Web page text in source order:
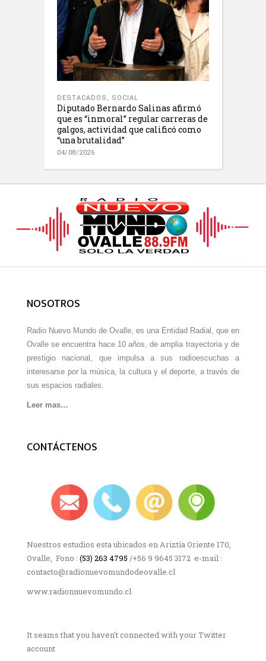
DESTACADOS , SOCIAL
Diputado Bernardo Salinas afirmó
que es “inmoral” regular carreras de
galgos, actividad que calificó como
“una brutalidad”
04/08/2026
NOSOTROS
Radio Nuevo Mundo de Ovalle, es una Entidad Radial, que en
Ovalle se encuentra hace 10 años, de amplia trayectoria y de
prestigio nacional, que impulsa a sus radioescuchas a
interesarse por la música, la cultura y el deporte, a través de
sus espacios radiales.
Leer mas…
CONTÁCTENOS
Nuestros estudios esta ubicados en Ariztía Oriente 170,
Ovalle, Fono : (53) 263 4795 /+56 9 9645 3172 e-mail :
contacto@radionuevomundodeovalle.cl
www.radionnuevomundo.cl
It seams that you haven't connected with your Twitter
account